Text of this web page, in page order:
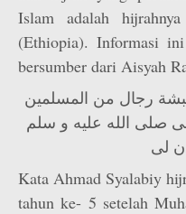
Islam adalah
(Ethiopia). Informasi
bersumber dari Aisyah
رجال من المسلمين
صلى الله عليه و سلم
لى
Kata Ahmad Syalabiy
tahun ke- 5 setelah